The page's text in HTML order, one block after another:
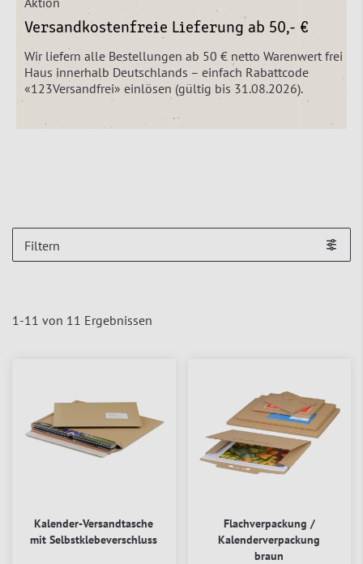
Versandkostenfreie Lieferung ab 50,- €
Wir liefern alle Bestellungen ab 50 € netto Warenwert frei
Haus innerhalb Deutschlands – einfach Rabattcode
«123Versandfrei» einlösen (gültig bis 31.08.2026).
1-11 von 11 Ergebnissen
Kalender-Versandtasche
mit Selbstklebeverschluss
Flachverpackung /
Kalenderverpackung
braun
Filtern